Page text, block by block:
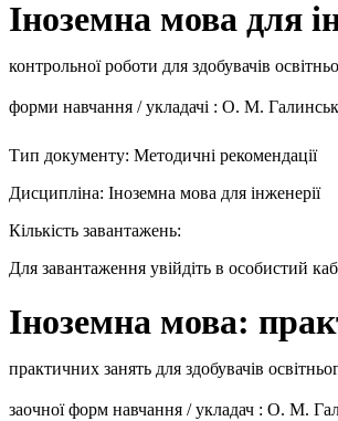
Іноземна мова для
контрольної роботи для здобувачів
форми навчання / укладачі : О. М.
Тип документу: Методичні рекомендації
Дисципліна: Іноземна мова для інженерії
Кількість завантажень:
Для завантаження увійдіть в особистий
Іноземна мова:
практичних занять для здобувачів
заочної форм навчання / укладач : О. М.